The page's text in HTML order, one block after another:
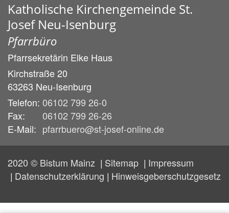
Katholische Kirchengemeinde St.
Josef Neu-Isenburg
Pfarrbüro
Pfarrsekretärin Elke Haus
Kirchstraße 20
63263 Neu-Isenburg
Telefon: 06102 799 26-0
Fax:
06102 799 26-26
E-Mail: pfarrbuero@st-josef-online.de
2020 © Bistum Mainz Sitemap
Impressum
Datenschutzerklärung
Hinweisgeberschutzgesetz